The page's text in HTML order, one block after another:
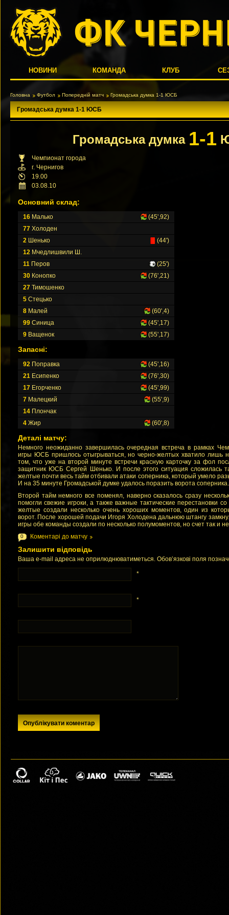
НОВИНИ КОМАНДА КЛУБ
Головна Футбол Попередній матч Громадська думка 1-1 ЮСБ
Громадська думка 1-1 ЮСБ
Громадська думка 1-1
Чемпионат города
г. Чернигов
19.00
03.08.10
Основний склад:
16 Малько
(45',92)
77 Холоден
2 Шенько
(44')
12 Мчедлишвили Ш.
11 Перов
(25')
30 Конопко
(76',21)
27 Тимошенко
5 Стецько
8 Малей
(60',4)
99 Синица
(45',17)
9 Ващенок (55',17)
Запасні:
92 Поправка
(45',16)
21 Есипенко
(76',30)
17 Егорченко
(45',99)
7 Малецкий
(55',9)
14 Плончак
4 Жир (60',8)
Деталі матчу:
Немного неожиданно завершилась очередная встреча в рамках
игры ЮСБ пришлось отыгрываться, но черно-желтых хватило лишь
том, что уже на второй минуте встречи красную карточку за фол
защитник ЮСБ Сергей Шенько. И после этого ситуация сложилась
желтые почти весь тайм отбивали атаки соперника, который умело
И на 35 минуте Громадськой думке удалось поразить ворота соперника.
Второй тайм немного все поменял, наверно сказалось сразу
помогли свежие игроки, а также важные тактические перестановки
желтые создали несколько очень хороших моментов, один из
ворот. После хорошей подачи Игоря Холодена дальнюю штангу
игры обе команды создали по несколько полумоментов, но счет так и
0 Коментарі до матчу
Залишити відповідь
Ваша e-mail адреса не оприлюднюватиметься. Обов’язкові поля
*
*